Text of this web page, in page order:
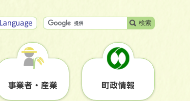
Language 検索
事業者・産業 町政情報